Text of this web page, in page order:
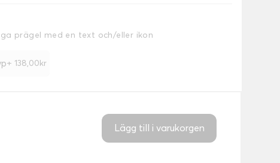
prägel med en text och/eller ikon
+ 138,00kr
Lägg till i varukorgen